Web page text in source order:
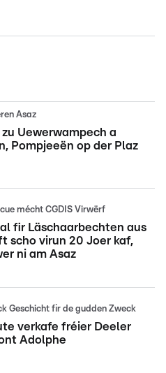
Asaz
zu Uewerwampech a
Pompjeeën op der Plaz
mécht CGDIS Virwërf
fir Läschaarbechten aus
scho virun 20 Joer kaf,
ni am Asaz
Geschicht fir de gudden Zweck
verkafe fréier Deeler
Adolphe